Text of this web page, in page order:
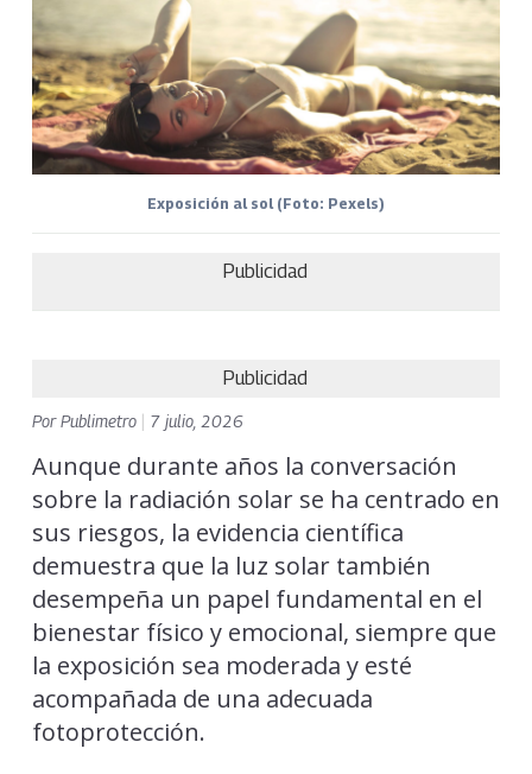
Exposición al sol (Foto: Pexels)
Publicidad
Publicidad
PorPublimetro 7 julio, 2026
Aunque durante años la conversación
sobre la radiación solar se ha centrado en
sus riesgos, la evidencia científica
demuestra que la luz solar también
desempeña un papel fundamental en el
bienestar físico y emocional, siempre que
la exposición sea moderada y esté
acompañada de una adecuada
fotoprotección.